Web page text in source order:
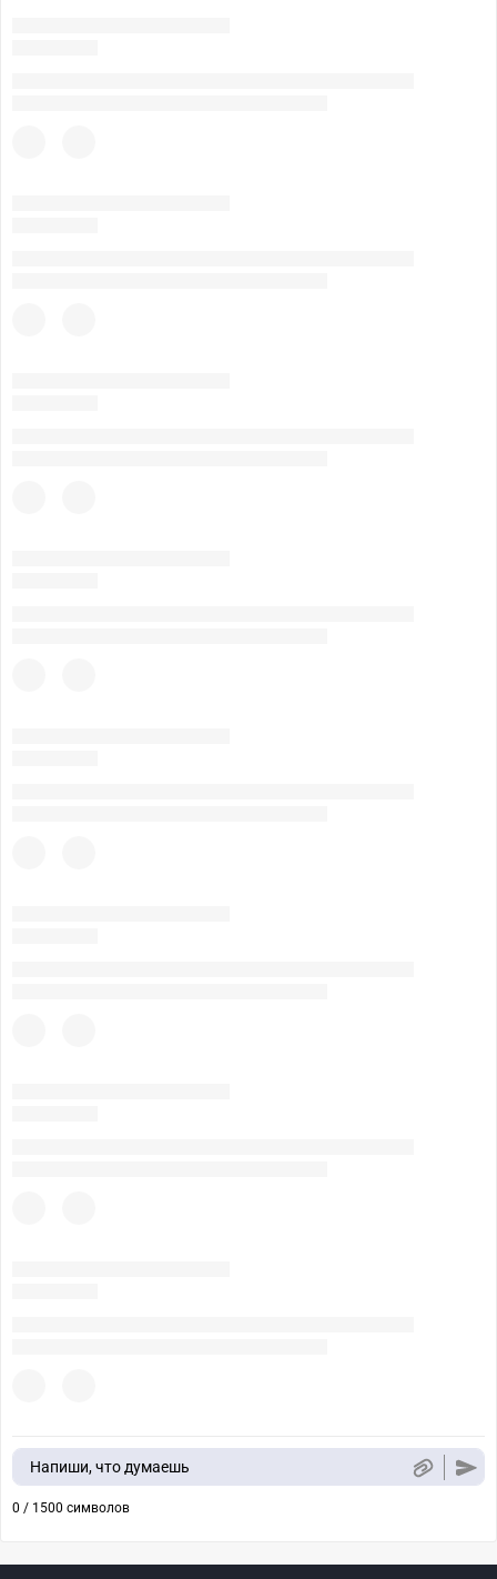
Напиши, что думаешь
0 / 1500 символов